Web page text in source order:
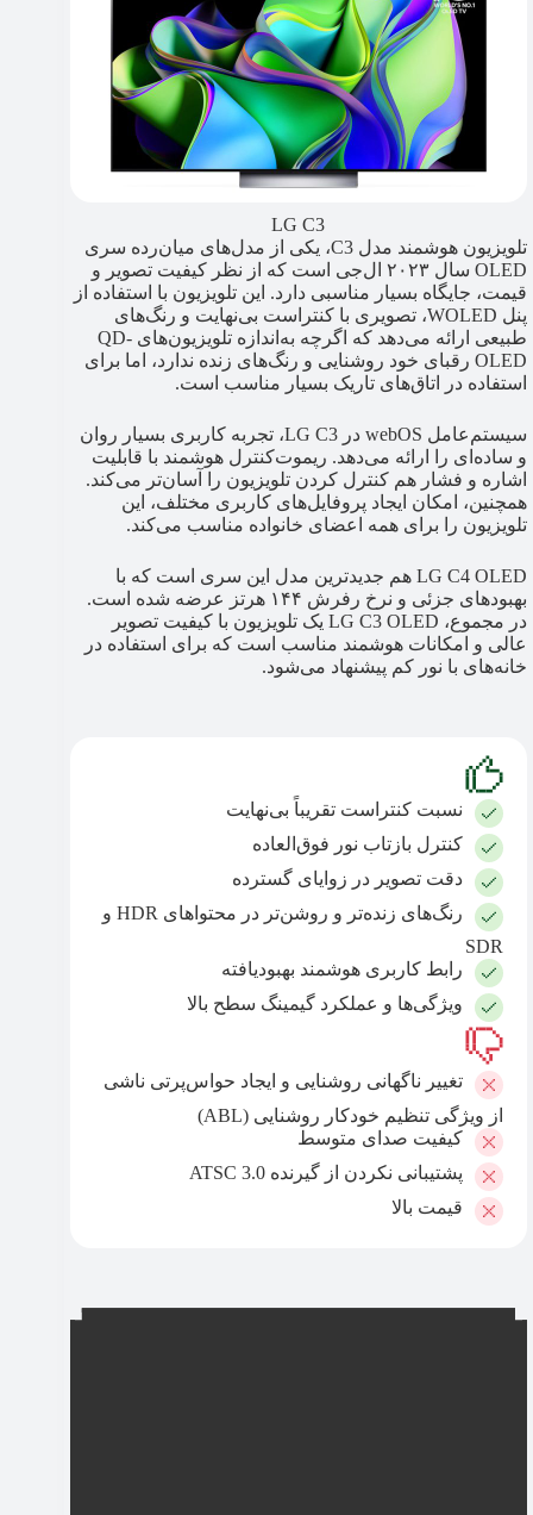
LG C3
تلویزیون هوشمند مدل C3، یکی از مدل‌های میان‌رده سری
OLED سال ۲۰۲۳ ال‌جی است که از نظر کیفیت تصویر و
قیمت، جایگاه بسیار مناسبی دارد. این تلویزیون با استفاده از
پنل WOLED، تصویری با کنتراست بی‌نهایت و رنگ‌های
طبیعی ارائه می‌دهد که اگرچه به‌اندازه تلویزیون‌های QD-
OLED رقبای خود روشنایی و رنگ‌های زنده ندارد، اما برای
استفاده در اتاق‌های تاریک بسیار مناسب است.
سیستم‌عامل webOS در LG C3، تجربه کاربری بسیار روان
و ساده‌ای را ارائه می‌دهد. ریموت‌کنترل هوشمند با قابلیت
اشاره و فشار هم کنترل کردن تلویزیون را آسان‌تر می‌کند.
همچنین، امکان ایجاد پروفایل‌های کاربری مختلف، این
تلویزیون را برای همه اعضای خانواده مناسب می‌کند.
LG C4 OLED هم جدیدترین مدل این سری است که با
بهبودهای جزئی و نرخ رفرش ۱۴۴ هرتز عرضه شده است.
در مجموع، LG C3 OLED یک تلویزیون با کیفیت تصویر
عالی و امکانات هوشمند مناسب است که برای استفاده در
خانه‌های با نور کم پیشنهاد می‌شود.
نسبت کنتراست تقریباً بی‌نهایت
کنترل بازتاب نور فوق‌العاده
دقت تصویر در زوایای گسترده
رنگ‌های زنده‌تر و روشن‌تر در محتواهای HDR و
SDR
رابط کاربری هوشمند بهبودیافته
ویژگی‌ها و عملکرد گیمینگ سطح بالا
تغییر ناگهانی روشنایی و ایجاد حواس‌پرتی ناشی
از ویژگی تنظیم خودکار روشنایی (ABL)
کیفیت صدای متوسط
پشتیبانی‌ نکردن از گیرنده ATSC 3.0
قیمت بالا